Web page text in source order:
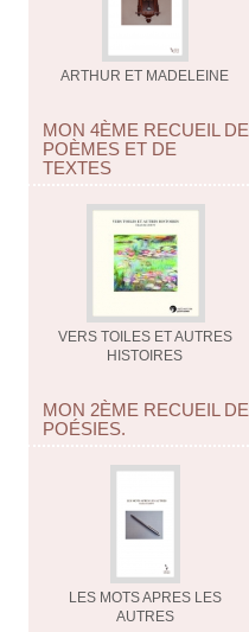
ARTHUR ET MADELEINE
MON 4ÈME RECUEIL DE
POÈMES ET DE
TEXTES
VERS TOILES ET AUTRES
HISTOIRES
MON 2ÈME RECUEIL DE
POÉSIES.
LES MOTS APRES LES
AUTRES